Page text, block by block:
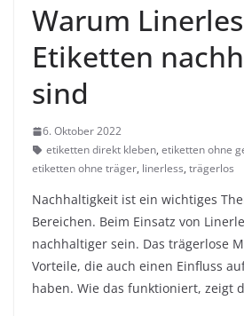
Warum
Etiketten
sind
6. Oktober 2022
etiketten direkt kleben, etiketten ohne
etiketten ohne träger, linerless, trägerlos
Nachhaltigkeit ist ein wichtiges
Bereichen. Beim Einsatz von
nachhaltiger sein. Das trägerlose
Vorteile, die auch einen Einfluss
haben. Wie das funktioniert, zeigt